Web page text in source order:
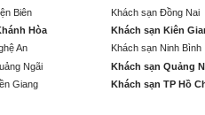
Biên
Khách sạn Đồng Nai
Hòa
Khách sạn Kiên
An
Khách sạn Ninh Bình
Ngãi
Khách sạn Quảng
Giang
Khách sạn TP Hồ